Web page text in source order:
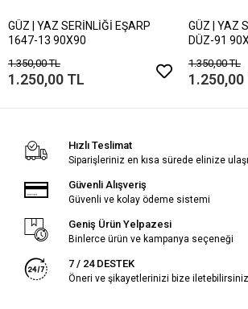
GÜZ | YAZ SERİNLİĞİ EŞARP
1647-13 90X90
1.350,00 TL
1.250,00 TL
GÜZ | YAZ
DÜZ-91
1.350,00 TL
1.250,00
Hızlı Teslimat
Siparişleriniz en kısa sürede elinize
Güvenli Alışveriş
Güvenli ve kolay ödeme sistemi
Geniş Ürün Yelpazesi
Binlerce ürün ve kampanya seçeneği
7 / 24 DESTEK
Öneri ve şikayetlerinizi bize